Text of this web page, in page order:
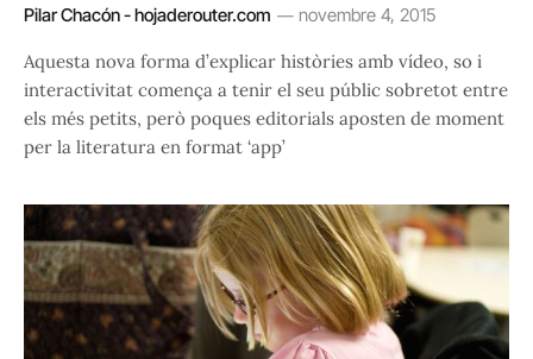
Pilar Chacón - hojaderouter.com novembre 4, 2015
Aquesta nova forma d’explicar històries amb vídeo, so i
interactivitat comença a tenir el seu públic sobretot entre
els més petits, però poques editorials aposten de moment
per la literatura en format ‘app’